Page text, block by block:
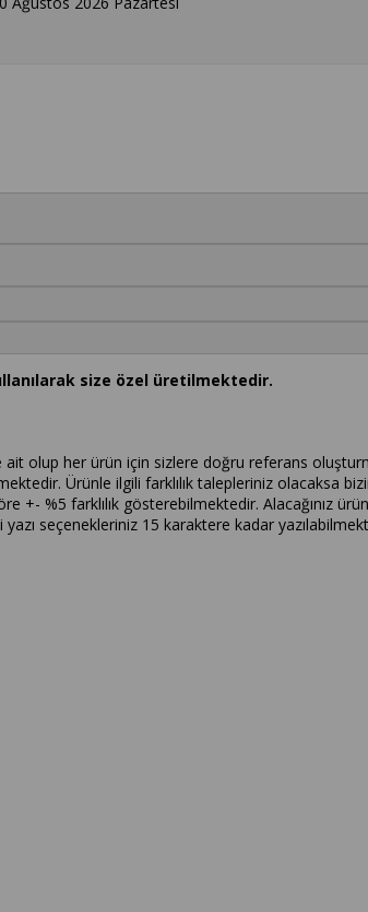
size özel üretilmektedir.
olup her ürün için sizlere doğru referans
Ürünle ilgili farklılık talepleriniz olacaksa
+- %5 farklılık gösterebilmektedir. Alacağınız
seçenekleriniz 15 karaktere kadar